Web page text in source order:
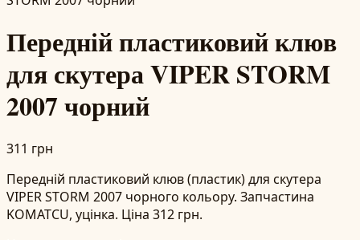
Передній пластиковий клюв
для скутера VIPER STORM
2007 чорний
311 грн
Передній пластиковий клюв (пластик) для скутера
VIPER STORM 2007 чорного кольору. Запчастина
KOMATCU, уцінка. Ціна 312 грн.